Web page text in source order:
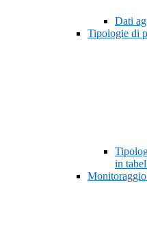
Dati
Tipologie di
in